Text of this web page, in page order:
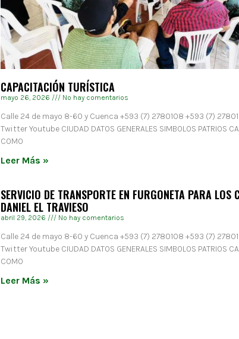
CAPACITACIÓN TURÍSTICA
mayo 26, 2026 No hay comentarios
Calle 24 de mayo 8-60 y Cuenca +593 (7) 2780108 +593 (7)
Twitter Youtube CIUDAD DATOS GENERALES SIMBOLOS PATRIOS
COMO
Leer Más »
SERVICIO DE TRANSPORTE EN FURGONETA PARA LOS
DANIEL EL TRAVIESO
abril 29, 2026 No hay comentarios
Calle 24 de mayo 8-60 y Cuenca +593 (7) 2780108 +593 (7)
Twitter Youtube CIUDAD DATOS GENERALES SIMBOLOS PATRIOS
COMO
Leer Más »